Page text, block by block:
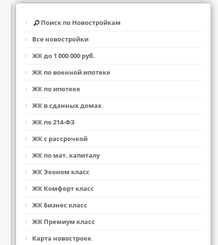
Поиск по Новостройкам
Все новостройки
ЖК до 1 000 000 руб.
ЖК по военной ипотеке
ЖК по ипотеке
ЖК в сданных домах
ЖК по 214-ФЗ
ЖК с рассрочкой
ЖК по мат. капиталу
ЖК Эконом класс
ЖК Комфорт класс
ЖК Бизнес класс
ЖК Премиум класс
Карта новостроек